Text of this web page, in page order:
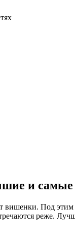
и самые
Под этим
реже.